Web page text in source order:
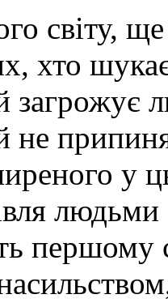
світу,
хто
загрожує
не
у
першому